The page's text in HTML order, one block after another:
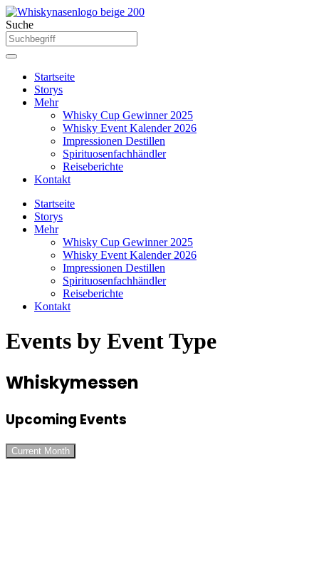
Zum
Inhalt
springen
Suche
Startseite
Storys
Mehr
Whisky Cup Gewinner 2025
Whisky Event Kalender 2026
Impressionen Destillen
Spirituosenfachhändler
Reiseberichte
Kontakt
Startseite
Storys
Mehr
Whisky Cup Gewinner 2025
Whisky Event Kalender 2026
Impressionen Destillen
Spirituosenfachhändler
Reiseberichte
Kontakt
Events by Event Type
Whiskymessen
Upcoming Events
Current Month